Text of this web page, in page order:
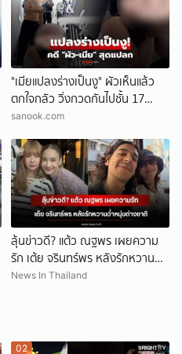
"เมียแปลงร่างเป็นงู" ผัวเห็นแล้ว
ตกใจกลัว วิ่งกวดกันไปชั้น 17
ตร.เผยบทสรุปคดีสุดแปลก!
sanook.com
ลุ้นข่าวดี? แต้ว ณฐพร เผยความ
รัก เต้ย จรินทร์พร หลังรักหวานฉ่ำ
หนุ่มต่างชาติ
News In Thailand
02